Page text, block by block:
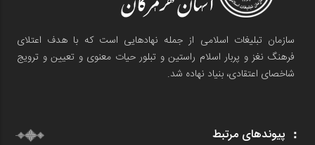
سازمان تبلیغات اسلامی از جمله نهادهایی است که با هدف اعتلای
فرهنگ نغز و پربار اسلام راستین و تبلور حیات معنوی و تعیین و ترویج
شاخصای اعتقادی، بنیاد نهاده شد.
پیوندهای مرتبط